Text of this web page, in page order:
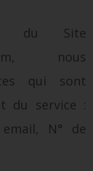
du Site
nous
qui sont
du service :
N° de